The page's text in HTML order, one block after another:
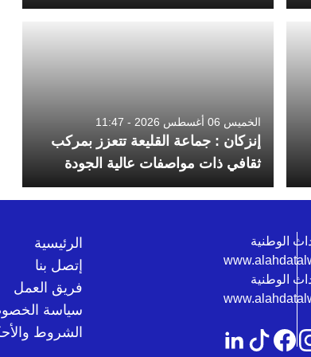
الخميس 06 أغسطس 2026 - 11:47
إنزكان : جماعة القليعة تتعزز بمركب
ثقافي ذات مواصفات عالية الجودة
الرئيسية
إتصل بنا
فريق العمل
سياسة
الشروط